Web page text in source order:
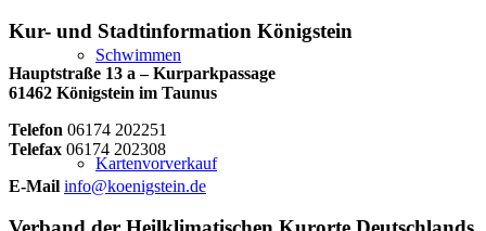
Schwimmen
Kartenvorverkauf
Kur- und Stadtinformation Königstein
Hauptstraße 13 a – Kurparkpassage
61462 Königstein im Taunus
Telefon 06174 202251
Telefax 06174 202308
E-Mail info@koenigstein.de